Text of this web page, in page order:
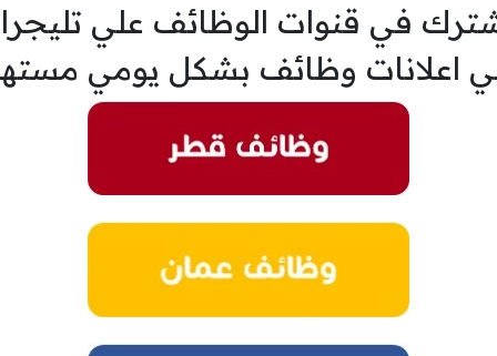
في قنوات الوظائف علي
اعلانات وظائف بشكل يومي